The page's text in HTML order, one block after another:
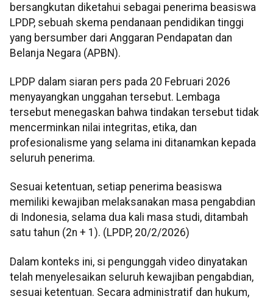
bersangkutan diketahui sebagai penerima beasiswa
LPDP, sebuah skema pendanaan pendidikan tinggi
yang bersumber dari Anggaran Pendapatan dan
Belanja Negara (APBN).
LPDP dalam siaran pers pada 20 Februari 2026
menyayangkan unggahan tersebut. Lembaga
tersebut menegaskan bahwa tindakan tersebut tidak
mencerminkan nilai integritas, etika, dan
profesionalisme yang selama ini ditanamkan kepada
seluruh penerima.
Sesuai ketentuan, setiap penerima beasiswa
memiliki kewajiban melaksanakan masa pengabdian
di Indonesia, selama dua kali masa studi, ditambah
satu tahun (2n + 1). (LPDP, 20/2/2026)
Dalam konteks ini, si pengunggah video dinyatakan
telah menyelesaikan seluruh kewajiban pengabdian,
sesuai ketentuan. Secara administratif dan hukum,